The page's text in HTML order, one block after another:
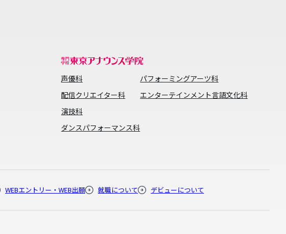
声優科
配信クリエイター科
演技科
ダンスパフォーマンス科
パフォーミングアーツ科
エンターテインメント言語文化科
WEBエントリー・WEB出願 就職について デビューについて